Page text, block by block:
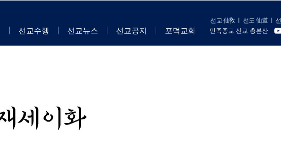
선교 仙敎 선도 仙道
민족종교 선교 총본산
선교수행 선교뉴스 선교공지 포덕교화